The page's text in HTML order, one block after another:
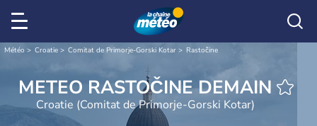
Météo Croatie Comitat de Primorje-Gorski Kotar Rastočine
METEO RASTOČINE DEMAIN
Croatie (Comitat de Primorje-Gorski Kotar)